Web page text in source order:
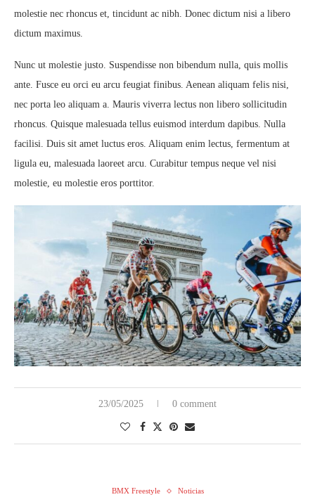
molestie nec rhoncus et, tincidunt ac nibh. Donec dictum nisi a libero
dictum maximus.
Nunc ut molestie justo. Suspendisse non bibendum nulla, quis mollis
ante. Fusce eu orci eu arcu feugiat finibus. Aenean aliquam felis nisi,
nec porta leo aliquam a. Mauris viverra lectus non libero sollicitudin
rhoncus. Quisque malesuada tellus euismod interdum dapibus. Nulla
facilisi. Duis sit amet luctus eros. Aliquam enim lectus, fermentum at
ligula eu, malesuada laoreet arcu. Curabitur tempus neque vel nisi
molestie, eu molestie eros porttitor.
23/05/2025 0 comment
BMX Freestyle Noticias